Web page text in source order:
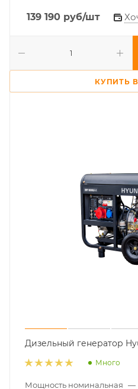
139 190 руб/шт
КУПИТЬ
Дизельный генератор
Много
Мощность номинальная —